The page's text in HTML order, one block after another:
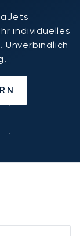
individuelles
Unverbindlich